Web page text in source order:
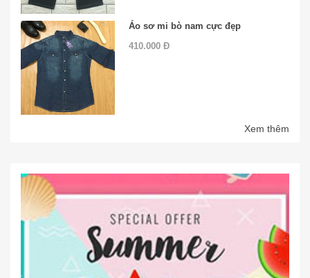
Áo sơ mi bò nam cực đẹp
410.000 Đ
Xem thêm